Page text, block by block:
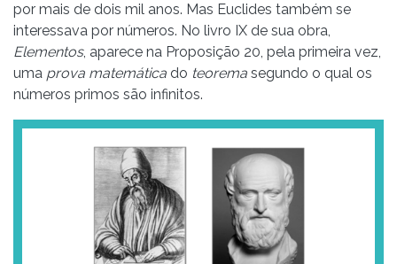
por mais de dois mil anos. Mas Euclides também se
interessava por números. No livro IX de sua obra,
Elementos, aparece na Proposição 20, pela primeira vez,
uma prova matemática do teorema segundo o qual os
números primos são infinitos.